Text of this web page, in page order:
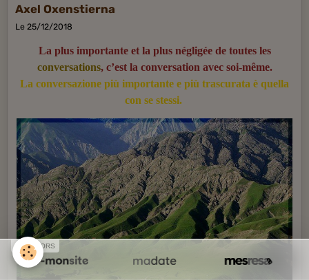
Axel Oxenstierna
Le 25/12/2018
La plus importante et la plus négligée de toutes les
conversations, c’est la conversation avec soi-même.
La conversazione più importante e più trascurata è quella
con se stessi.
SPONSORS